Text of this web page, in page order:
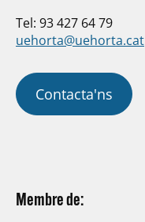
Tel: 93 427 64 79
uehorta@uehorta.cat
Contacta'ns
Membre de: